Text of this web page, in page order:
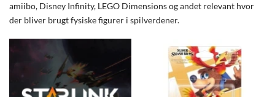
amiibo, Disney Infinity, LEGO Dimensions og andet relevant hvor
der bliver brugt fysiske figurer i spilverdener.